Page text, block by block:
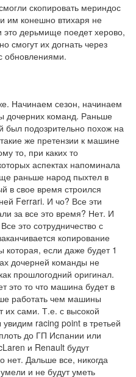
скопировать мериндос
им конешно втихаря не
это дерьмище поедет херово,
смогут их догнать через
обновлениями.
Начинаем сезон, начинаем
дочерних команд. Раньше
был подозрительно похож на
же претензии к машине
то, при каких то
аспектах напоминала
раньше народ пыхтел в
в свое время строился
Ferrari. И чо? Все эти
за все это время? Нет. И
это сотрудничество с
копирование
если даже будет 1
дочерней команды не
прошлогодний оригинал.
это то что машина будет в
работать чем машины
их сами. Т.е. с высокой
racing point в третьей
до ГП Испании или
и Renault будут
нет. Дальше все, никогда
и не будут уметь